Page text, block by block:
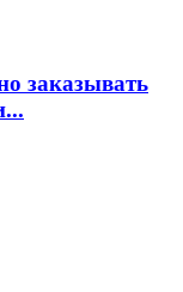
заказывать